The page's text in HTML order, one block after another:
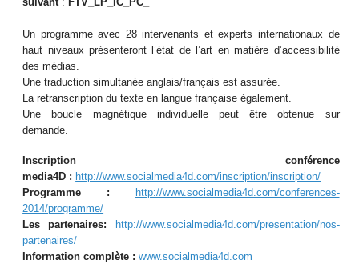
Un programme avec 28 intervenants et experts internationaux de
haut niveaux présenteront l’état de l’art en matière d’accessibilité
des médias.
Une traduction simultanée anglais/français est assurée.
La retranscription du texte en langue française également.
Une boucle magnétique individuelle peut être obtenue sur
demande.
Inscription conférence
media4D : http://www.socialmedia4d.com/inscription/inscription/
Programme :
http://www.socialmedia4d.com/conferences-
2014/programme/
Les partenaires:
http://www.socialmedia4d.com/presentation/nos-
partenaires/
Information complète : www.socialmedia4d.com